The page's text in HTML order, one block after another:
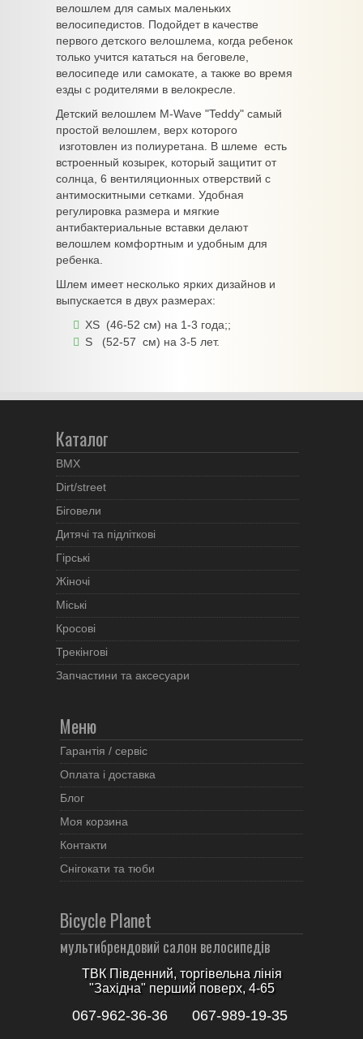
велошлем для самых маленьких
велосипедистов. Подойдет в качестве
первого детского велошлема, когда ребенок
только учится кататься на беговеле,
велосипеде или самокате, а также во время
езды с родителями в велокресле.
Детский велошлем M-Wave "Teddy" самый
простой велошлем, верх которого
изготовлен из полиуретана. В шлеме есть
встроенный козырек, который защитит от
солнца, 6 вентиляционных отверствий с
антимоскитными сетками. Удобная
регулировка размера и мягкие
антибактериальные вставки делают
велошлем комфортным и удобным для
ребенка.
Шлем имеет несколько ярких дизайнов и
выпускается в двух размерах:
XS (46-52 см) на 1-3 года;;
S (52-57 см) на 3-5 лет.
Каталог
BMX
Dirt/street
Біговели
Дитячі та підліткові
Гірські
Жіночі
Міські
Кросові
Трекінгові
Запчастини та аксесуари
Меню
Гарантія / сервіс
Оплата і доставка
Блог
Моя корзина
Контакти
Снігокати та тюби
Bicycle Planet
мультибрендовий салон велосипедів
ТВК Південний, торгівельна лінія
"Західна" перший поверх, 4-65
067-962-36-36 067-989-19-35